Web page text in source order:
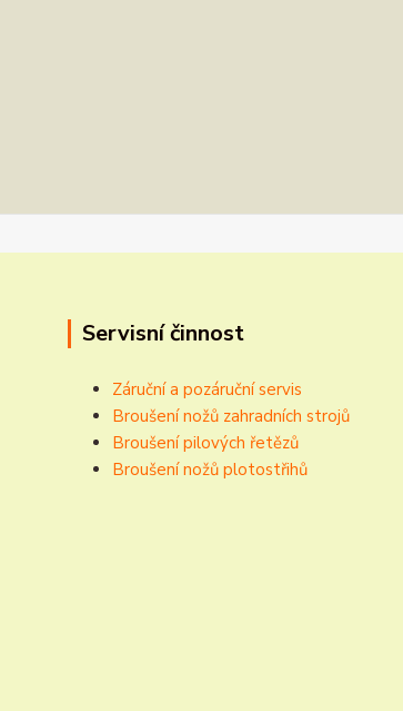
Servisní činnost
Záruční a pozáruční servis
Broušení nožů zahradních strojů
Broušení pilových řetězů
Broušení nožů plotostřihů